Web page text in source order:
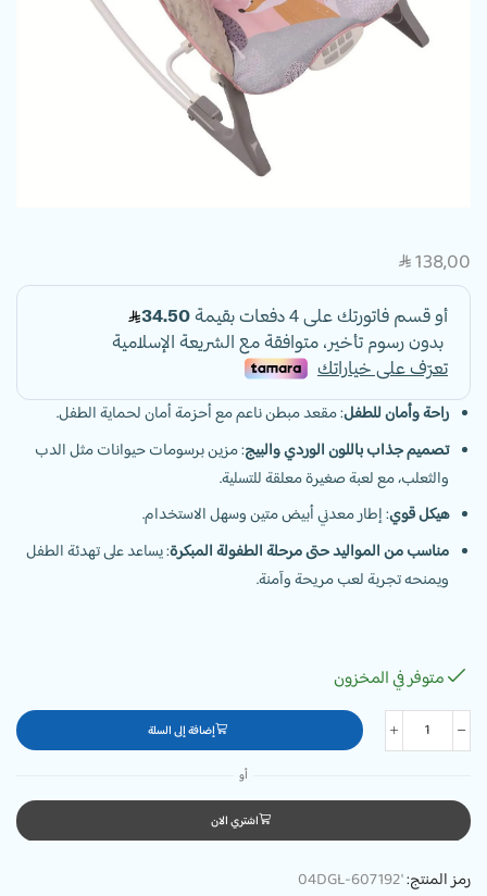
SAR 138,00
راحة وأمان للطفل: مقعد مبطن ناعم مع أحزمة أمان لحماية الطفل.
تصميم جذاب باللون الوردي والبيج: مزين برسومات حيوانات مثل الدب
والثعلب، مع لعبة صغيرة معلقة للتسلية.
هيكل قوي: إطار معدني أبيض متين وسهل الاستخدام.
مناسب من المواليد حتى مرحلة الطفولة المبكرة: يساعد على تهدئة الطفل
ويمنحه تجربة لعب مريحة وآمنة.
متوفر في المخزون
إضافة إلى السلة
أو
اشتري الان
رمز المنتج:'04DGL-607192